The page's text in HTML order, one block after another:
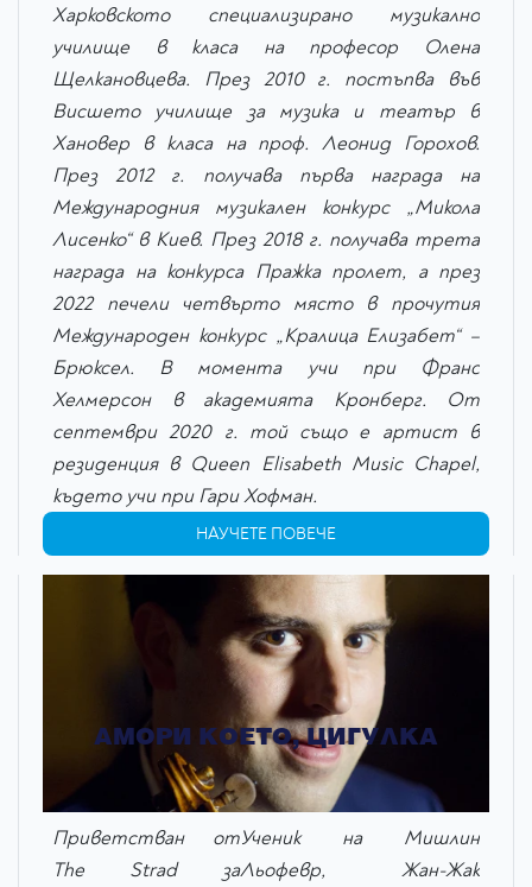
Харковското специализирано музикално
училище в класа на професор Олена
Щелкановцева. През 2010 г. постъпва във
Висшето училище за музика и театър в
Хановер в класа на проф. Леонид Горохов.
През 2012 г. получава първа награда на
Международния музикален конкурс „Микола
Лисенко“ в Киев. През 2018 г. получава трета
награда на конкурса Пражка пролет, a през
2022 печели четвърто място в прочутия
Международен конкурс „Кралица Елизабет“ –
Брюксел. В момента учи при Франс
Хелмерсон в академията Кронберг. От
септември 2020 г. той също е артист в
резиденция в Queen Elisabeth Music Chapel,
където учи при Гари Хофман.
НАУЧЕТЕ ПОВЕЧЕ
АМОРИ КОЕТО, ЦИГУЛКА
Приветстван от
The Strad за
Ученик на Мишлин
Льофевр, Жан-Жак